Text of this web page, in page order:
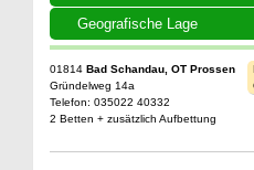
Geografische Lage
01814 Bad Schandau, OT Prossen
Gründelweg 14a
Telefon: 035022 40332
2 Betten + zusätzlich Aufbettung